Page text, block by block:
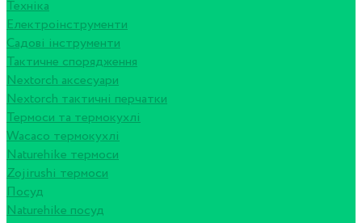
Техніка
Електроінструменти
Садові інструменти
Тактичне спорядження
Nextorch аксесуари
Nextorch тактичні перчатки
Термоси та термокухлі
Wacaco термокухлі
Naturehike термоси
Zojirushi термоси
Посуд
Naturehike посуд